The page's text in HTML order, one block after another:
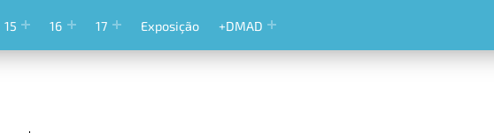
15 16 17 Exposição +DMAD